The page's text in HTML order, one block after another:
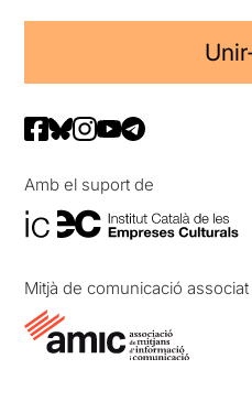
Amb el suport de
Mitjà de comunicació associat